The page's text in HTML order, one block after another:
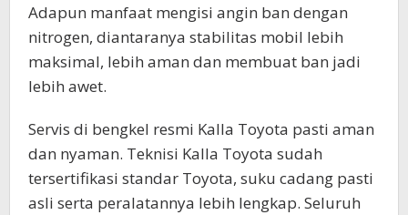
Adapun manfaat mengisi angin ban dengan
nitrogen, diantaranya stabilitas mobil lebih
maksimal, lebih aman dan membuat ban jadi
lebih awet.
Servis di bengkel resmi Kalla Toyota pasti aman
dan nyaman. Teknisi Kalla Toyota sudah
tersertifikasi standar Toyota, suku cadang pasti
asli serta peralatannya lebih lengkap. Seluruh